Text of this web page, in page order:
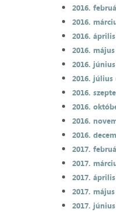
2016.
2016.
2016. április
2016. május
2016. június
2016. július
2016.
2016.
2016.
2016.
2017.
2017.
2017. április
2017. május
2017. június